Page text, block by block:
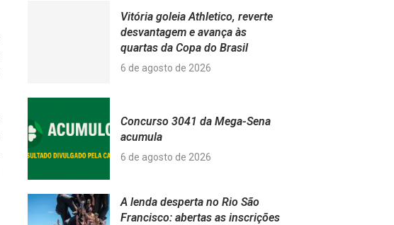
Vitória goleia Athletico, reverte
desvantagem e avança às
quartas da Copa do Brasil
6 de agosto de 2026
Concurso 3041 da Mega-Sena
acumula
6 de agosto de 2026
A lenda desperta no Rio São
Francisco: abertas as inscrições